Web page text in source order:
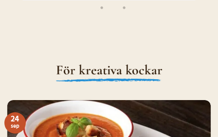
För kreativa kockar
24
sep